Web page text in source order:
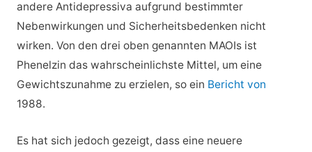
andere Antidepressiva aufgrund bestimmter
Nebenwirkungen und Sicherheitsbedenken nicht
wirken. Von den drei oben genannten MAOIs ist
Phenelzin das wahrscheinlichste Mittel, um eine
Gewichtszunahme zu erzielen, so ein Bericht von
1988.
Es hat sich jedoch gezeigt, dass eine neuere